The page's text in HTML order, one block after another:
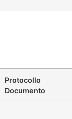
Protocollo
Documento